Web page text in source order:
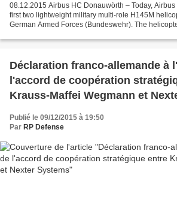
08.12.2015 Airbus HC Donauwörth – Today,
first two lightweight military multi-role H145M
German Armed Forces (Bundeswehr). The
Déclaration franco-allemande à
l'accord de coopération
Krauss-Maffei Wegmann et
Publié le 09/12/2015 à 19:50
Par RP Defense